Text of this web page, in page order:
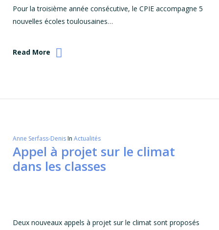
Pour la troisième année consécutive, le CPIE accompagne 5
nouvelles écoles toulousaines…
Read More
Anne Serfass-DenisIn Actualités
Appel à projet sur le climat
dans les classes
Deux nouveaux appels à projet sur le climat sont proposés